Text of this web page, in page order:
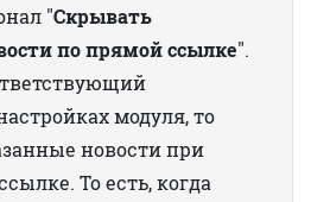
"Скрывать
по прямой ссылке".
модуля, то
новости при
То есть, когда